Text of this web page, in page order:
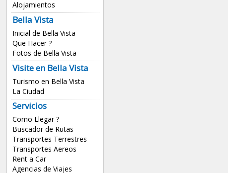
Alojamientos
Bella Vista
Inicial de Bella Vista
Que Hacer ?
Fotos de Bella Vista
Visite en Bella Vista
Turismo en Bella Vista
La Ciudad
Servicios
Como Llegar ?
Buscador de Rutas
Transportes Terrestres
Transportes Aereos
Rent a Car
Agencias de Viajes